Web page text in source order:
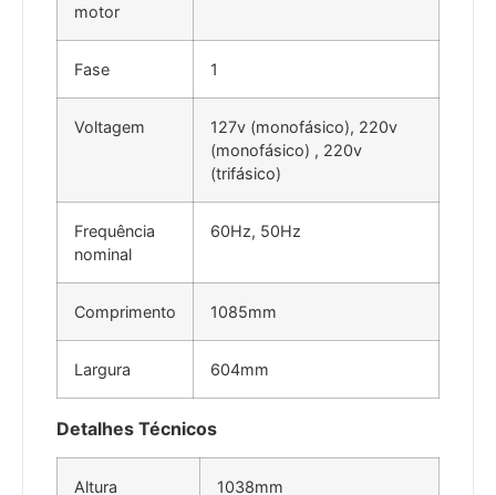
motor
Fase 1
Voltagem
127v (monofásico), 220v
(monofásico) , 220v
(trifásico)
Frequência
nominal
60Hz, 50Hz
Comprimento 1085mm
Largura 604mm
Detalhes Técnicos
Altura 1038mm